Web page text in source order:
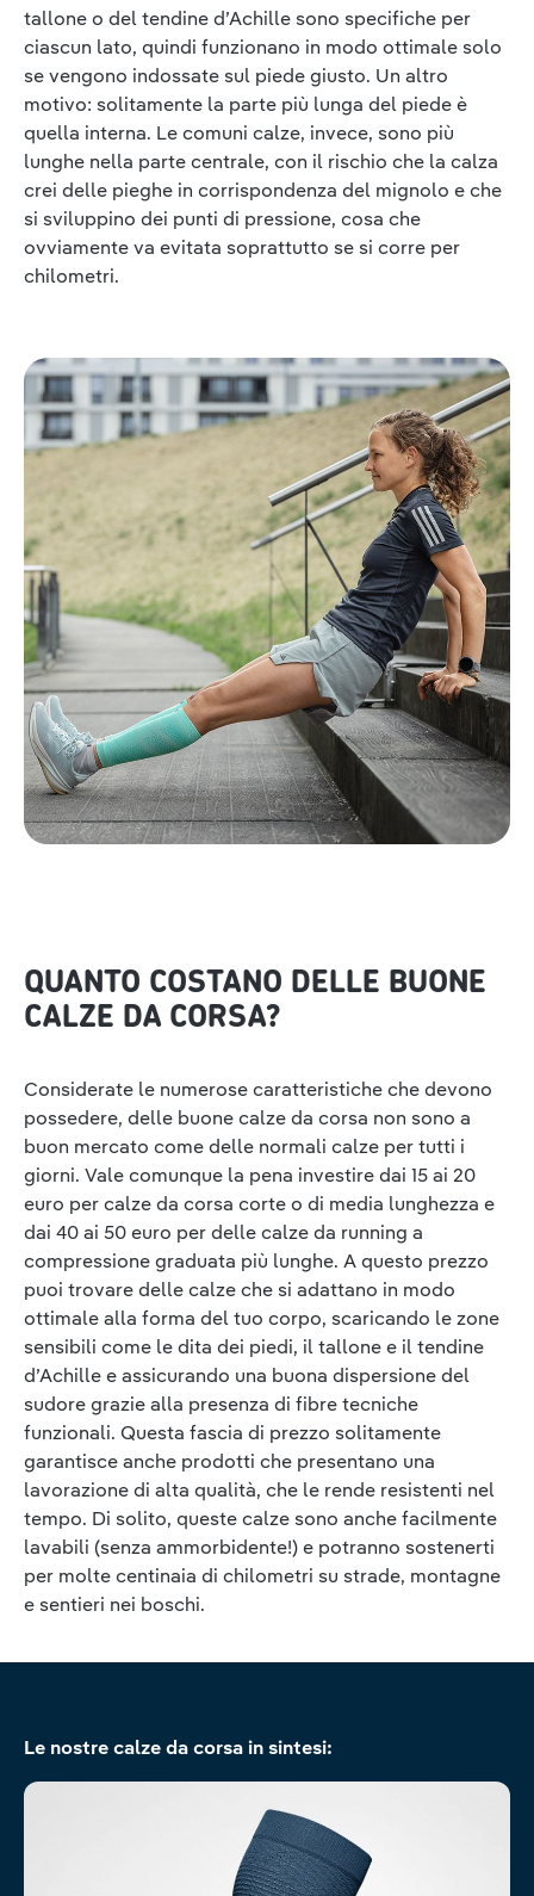
tallone o del tendine d’Achille sono specifiche per
ciascun lato, quindi funzionano in modo ottimale solo
se vengono indossate sul piede giusto. Un altro
motivo: solitamente la parte più lunga del piede è
quella interna. Le comuni calze, invece, sono più
lunghe nella parte centrale, con il rischio che la calza
crei delle pieghe in corrispondenza del mignolo e che
si sviluppino dei punti di pressione, cosa che
ovviamente va evitata soprattutto se si corre per
chilometri.
QUANTO COSTANO DELLE BUONE
CALZE DA CORSA?
Considerate le numerose caratteristiche che devono
possedere, delle buone calze da corsa non sono a
buon mercato come delle normali calze per tutti i
giorni. Vale comunque la pena investire dai 15 ai 20
euro per calze da corsa corte o di media lunghezza e
dai 40 ai 50 euro per delle calze da running a
compressione graduata più lunghe. A questo prezzo
puoi trovare delle calze che si adattano in modo
ottimale alla forma del tuo corpo, scaricando le zone
sensibili come le dita dei piedi, il tallone e il tendine
d’Achille e assicurando una buona dispersione del
sudore grazie alla presenza di fibre tecniche
funzionali. Questa fascia di prezzo solitamente
garantisce anche prodotti che presentano una
lavorazione di alta qualità, che le rende resistenti nel
tempo. Di solito, queste calze sono anche facilmente
lavabili (senza ammorbidente!) e potranno sostenerti
per molte centinaia di chilometri su strade, montagne
e sentieri nei boschi.
Salta la galleria dei prodotti
Le nostre calze da corsa in sintesi: